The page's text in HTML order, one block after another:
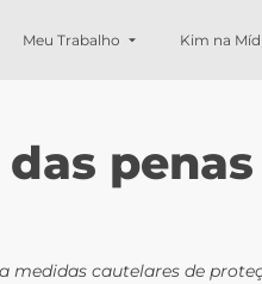
Meu Trabalho Kim na
das
medidas cautelares de